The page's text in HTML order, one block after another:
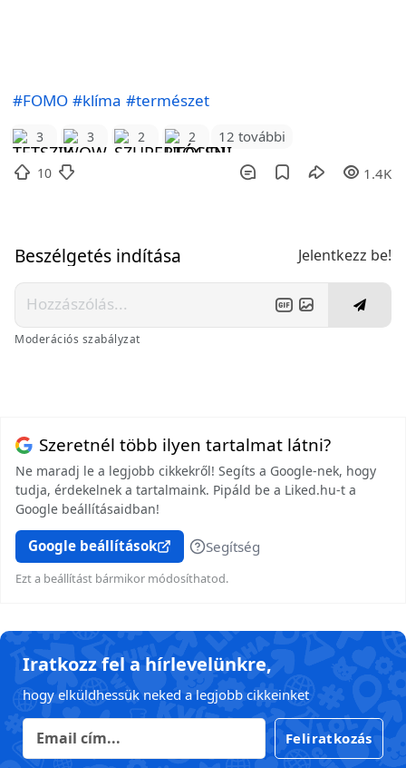
#FOMO #klíma #természet
3 3 2 2 12 további
10 1.4K
Beszélgetés indítása Jelentkezz be!
Moderációs szabályzat
Szeretnél több ilyen tartalmat látni?
Ne maradj le a legjobb cikkekről! Segíts a Google-nek, hogy
tudja, érdekelnek a tartalmaink. Pipáld be a Liked.hu-t a
Google beállításaidban!
Google beállítások Segítség
Ezt a beállítást bármikor módosíthatod.
Iratkozz fel a hírlevelünkre,
hogy elküldhessük neked a legjobb cikkeinket
Feliratkozás